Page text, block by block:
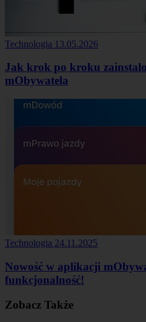
Technologia 13.05.2026
Jak krok po kroku
mObywatela
Technologia 24.11.2025
Nowość w aplikacji
funkcjonalność!
Zobacz Także